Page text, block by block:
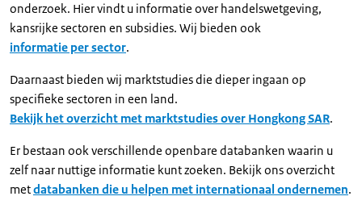
onderzoek. Hier vindt u informatie over handelswetgeving,
kansrijke sectoren en subsidies. Wij bieden ook
informatie per sector.
Daarnaast bieden wij marktstudies die dieper ingaan op
specifieke sectoren in een land.
Bekijk het overzicht met marktstudies over Hongkong SAR.
Er bestaan ook verschillende openbare databanken waarin u
zelf naar nuttige informatie kunt zoeken. Bekijk ons overzicht
metdatabanken die u helpen met internationaal ondernemen.